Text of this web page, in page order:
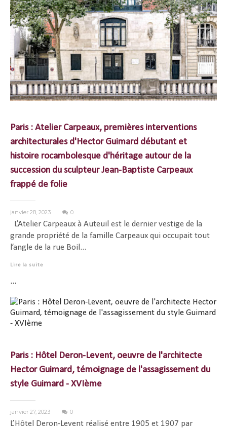
Paris : Atelier Carpeaux, premières interventions
architecturales d'Hector Guimard débutant et
histoire rocambolesque d'héritage autour de la
succession du sculpteur Jean-Baptiste Carpeaux
frappé de folie
janvier 28, 2023 0
L’Atelier Carpeaux à Auteuil est le dernier vestige de la
grande propriété de la famille Carpeaux qui occupait tout
l’angle de la rue Boil...
Lire la suite
...
Paris : Hôtel Deron-Levent, oeuvre de l'architecte
Hector Guimard, témoignage de l'assagissement du
style Guimard - XVIème
janvier 27, 2023 0
L’Hôtel Deron-Levent réalisé entre 1905 et 1907 par